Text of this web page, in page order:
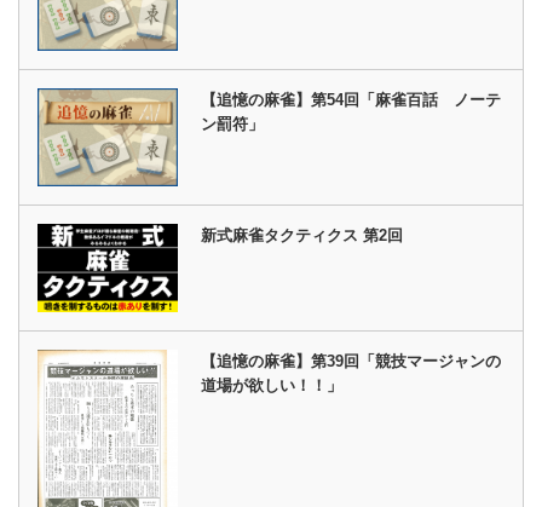
【追憶の麻雀】第54回「麻雀百話 ノーテ
ン罰符」
新式麻雀タクティクス 第2回
【追憶の麻雀】第39回「競技マージャンの
道場が欲しい！！」